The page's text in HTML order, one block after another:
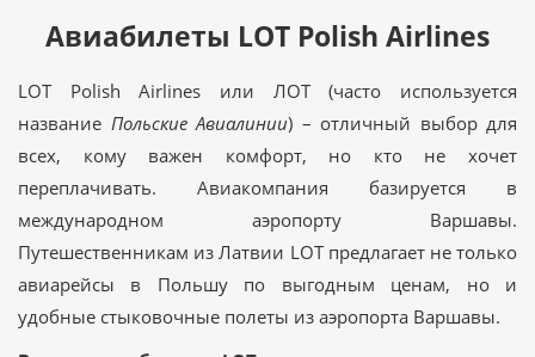
Авиабилеты LOT Polish Airlines
LOT Polish Airlines или ЛОТ (часто используется
название Польские Авиалинии) – отличный выбор для
всех, кому важен комфорт, но кто не хочет
переплачивать. Авиакомпания базируется в
международном аэропорту Варшавы.
Путешественникам из Латвии LOT предлагает не только
авиарейсы в Польшу по выгодным ценам, но и
удобные стыковочные полеты из аэропорта Варшавы.